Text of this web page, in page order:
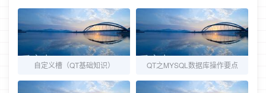
自定义槽（QT基础知识） QT之MYSQL数据库操作要点